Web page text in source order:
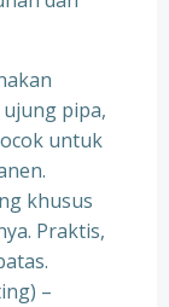
pipa,
untuk
khusus
Praktis,
–